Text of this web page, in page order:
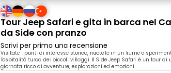
Tour Jeep Safari e gita in barca nel
da Side con pranzo
Scrivi per primo una recensione
Visitate i punti di interesse storico, nuotate in un fiume e
l'ospitalità turca dei piccoli villaggi. Il Side Jeep Safari è un tour di
giornata ricco di avventure, esplorazioni ed emozioni.